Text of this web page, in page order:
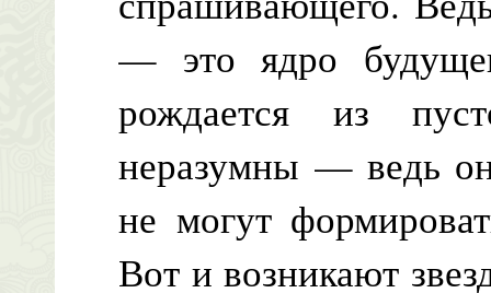
— это ядро
рождается из
неразумны — ведь
не могут
Вот и возникают